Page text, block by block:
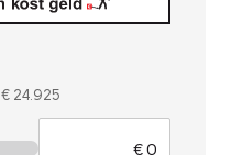
€ 24.925